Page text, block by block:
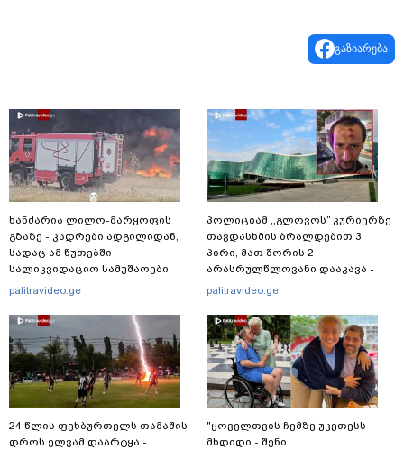
გაზიარება
ხანძარია ლილო-მარყოფის
გზაზე - კადრები ადგილიდან,
სადაც ამ წუთებში
სალიკვიდაციო სამუშაოები
მიმდინარეობს
palitravideo.ge
24 წლის ფეხბურთელს თამაშის
დროს ელვამ დაარტყა -
პოლიციამ ,,გლოვოს” კურიერზე
თავდასხმის ბრალდებით 3
პირი, მათ შორის 2
არასრულწლოვანი დააკავა -
შსს ინფორმაციას ავრცელებს
palitravideo.ge
"ყოველთვის ჩემზე უკეთესს
მხდიდი - შენი